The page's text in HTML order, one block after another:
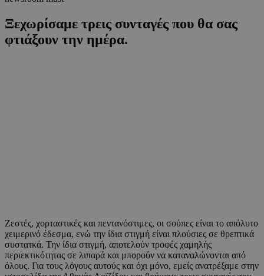
Ξεχωρίσαμε τρεις συνταγές που θα σας
φτιάξουν την ημέρα.
Ζεστές, χορταστικές και πεντανόστιμες, οι σούπες είναι το απόλυτο
χειμερινό έδεσμα, ενώ την ίδια στιγμή είναι πλούσιες σε θρεπτικά
συστατκά. Την ίδια στιγμή, αποτελούν τροφές χαμηλής
περιεκτικότητας σε λιπαρά και μπορούν να καταναλώνονται από
όλους. Για τους λόγους αυτούς και όχι μόνο, εμείς ανατρέξαμε στην